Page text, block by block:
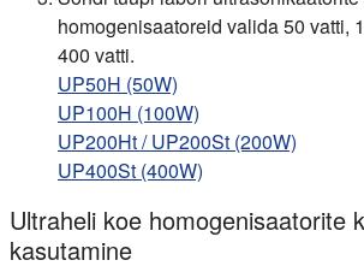
homogenisaatoreid valida 50 vatti,
400 vatti.
UP50H (50W)
UP100H (100W)
UP200Ht /UP200St (200W)
UP400St (400W)
Ultraheli koe homogenisaatorite
kasutamine